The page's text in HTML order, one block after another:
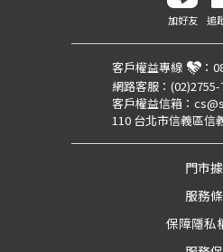
加好友 追
客戶權益專線 ：
網路客服：
客戶權益信箱：
110 台北市信義區信
門市
服務
保障隱私